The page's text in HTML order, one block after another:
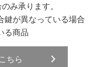
み承ります。
鍵が異なっている場合
る商品
ちら